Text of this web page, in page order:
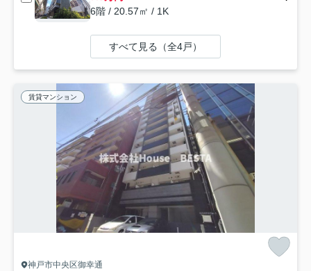
6階 / 20.57㎡ / 1K
すべて見る（全4戸）
賃貸マンション
神戸市中央区御幸通